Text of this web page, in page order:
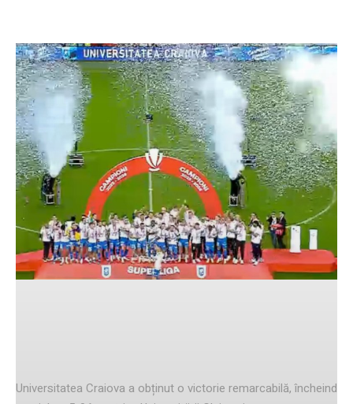
Facebook Twitter Pinterest
Universitatea Craiova a obținut o victorie remarcabilă, încheind